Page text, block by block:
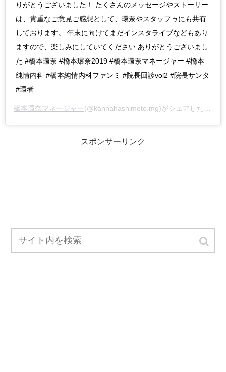
りがとうございました！ たくさんのメッセージやストーリー
は、貴重なご意見ご感想として、環奈やスタッフゥにも共有
しております。 年末に向けてまだインスタライブなどもあり
ますので、楽しみにしていてください ありがとうございまし
た #橋本環奈 #橋本環奈2019 #橋本環奈マネージャー #橋本
純情内科 #橋本純情内科ファンミ #院長回診vol2 #院長サンタ
#環者
橋本環奈マネージャー(@kannahashimoto.mg)がシェアした投稿 –
スポンサーリンク